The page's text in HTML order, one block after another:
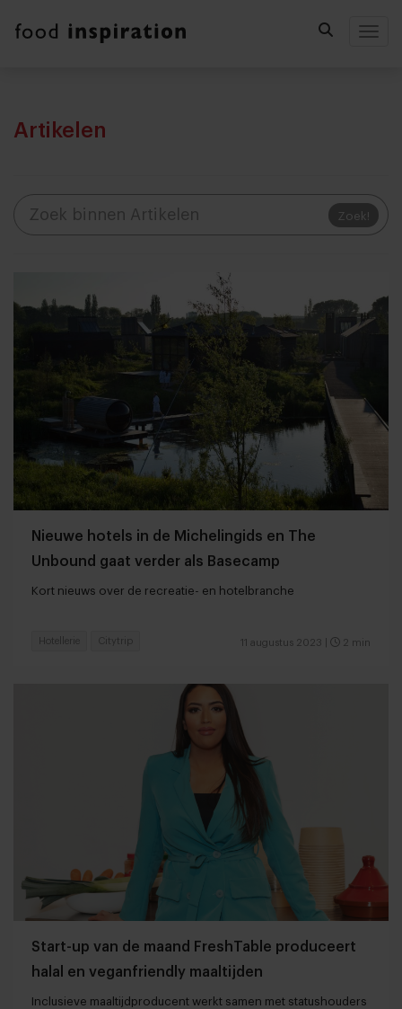
Artikelen
Zoek!
Nieuwe hotels in de Michelingids en The
Unbound gaat verder als Basecamp
Kort nieuws over de recreatie- en hotelbranche
11 augustus 2023 2 min
Hotellerie Citytrip
Start-up van de maand FreshTable produceert
halal en veganfriendly maaltijden
Inclusieve maaltijdproducent werkt samen met statushouders